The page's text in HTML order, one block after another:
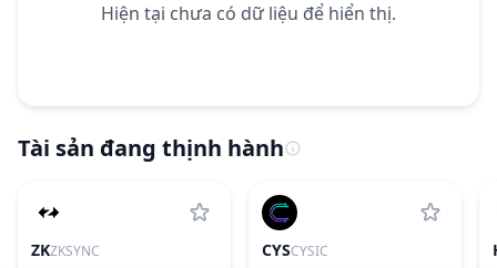
Hiện tại chưa có dữ liệu để hiển thị.
Tài sản đang thịnh hành
ZKZKSYNC CYSCYSIC